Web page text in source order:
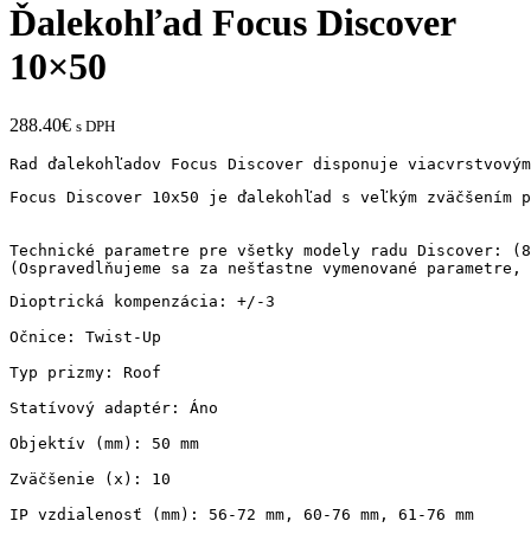
Ďalekohľad Focus Discover
10×50
288.40€ s DPH
Focus Discover 10x50 je ďalekohľad s veľkým
Technické parametre pre všetky modely radu Discover:
(Ospravedlňujeme sa za nešťastne vymenované
Dioptrická kompenzácia: +/-3
Očnice: Twist-Up
Typ prizmy: Roof
Statívový adaptér: Áno
Objektív (mm): 50 mm
Zväčšenie (x): 10
IP vzdialenosť (mm): 56-72 mm, 60-76 mm, 61-76 mm